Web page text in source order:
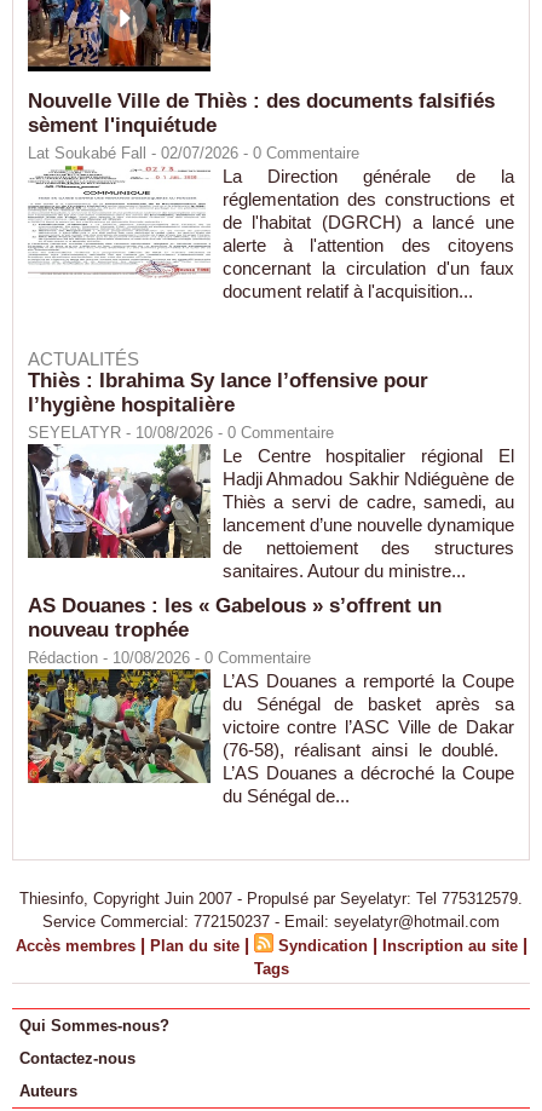
Nouvelle Ville de Thiès : des documents falsifiés
sèment l'inquiétude
Lat Soukabé Fall - 02/07/2026 - 0 Commentaire
La Direction générale de la
réglementation des constructions et
de l'habitat (DGRCH) a lancé une
alerte à l'attention des citoyens
concernant la circulation d'un faux
document relatif à l'acquisition...
ACTUALITÉS
Thiès : Ibrahima Sy lance l’offensive pour
l’hygiène hospitalière
SEYELATYR - 10/08/2026 - 0 Commentaire
Le Centre hospitalier régional El
Hadji Ahmadou Sakhir Ndiéguène de
Thiès a servi de cadre, samedi, au
lancement d’une nouvelle dynamique
de nettoiement des structures
sanitaires. Autour du ministre...
AS Douanes : les « Gabelous » s’offrent un
nouveau trophée
Rédaction - 10/08/2026 - 0 Commentaire
L’AS Douanes a remporté la Coupe
du Sénégal de basket après sa
victoire contre l’ASC Ville de Dakar
(76-58), réalisant ainsi le doublé.
L’AS Douanes a décroché la Coupe
du Sénégal de...
Thiesinfo, Copyright Juin 2007 - Propulsé par Seyelatyr: Tel 775312579.
Service Commercial: 772150237 - Email: seyelatyr@hotmail.com
Accès membres | Plan du site | Syndication | Inscription au site |
Tags
Qui Sommes-nous?
Contactez-nous
Auteurs